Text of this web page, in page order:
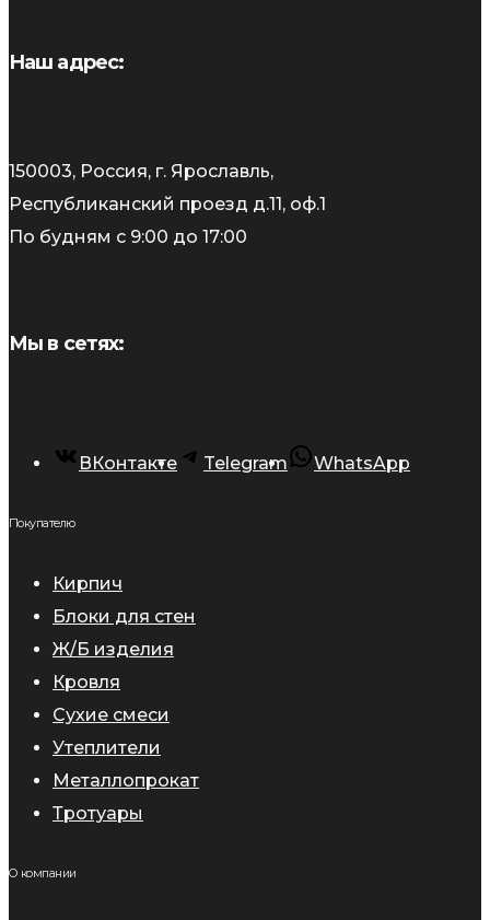
Наш адрес:
150003, Россия, г. Ярославль,
Республиканский проезд д.11, оф.1
По будням с 9:00 до 17:00
Мы в сетях:
ВКонтакте Telegram WhatsApp
Покупателю
Кирпич
Блоки для стен
Ж/Б изделия
Кровля
Сухие смеси
Утеплители
Металлопрокат
Тротуары
О компании